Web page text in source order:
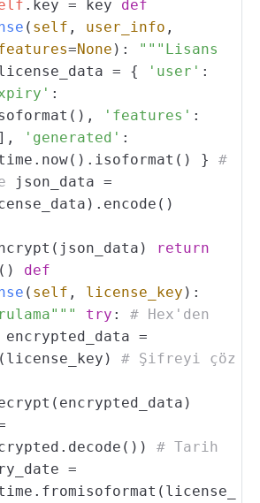
.key = key
def
( self , user_info ,
=None ):
"""Lisans
= { 'user' :
:
'features' :
'generated' :
}
#
json_data =
return
def
( self , license_key ):
try :
# Hex'den
encrypted_data =
# Şifreyi çöz
# Tarih
=